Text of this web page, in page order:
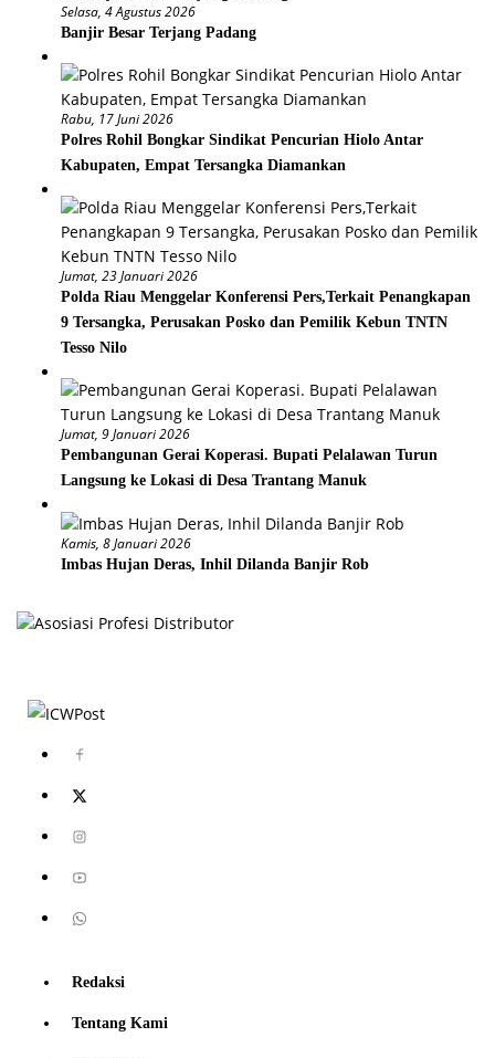
Selasa, 4 Agustus 2026
Banjir Besar Terjang Padang
Rabu, 17 Juni 2026
Polres Rohil Bongkar Sindikat Pencurian Hiolo Antar
Kabupaten, Empat Tersangka Diamankan
Jumat, 23 Januari 2026
Polda Riau Menggelar Konferensi Pers,Terkait Penangkapan
9 Tersangka, Perusakan Posko dan Pemilik Kebun TNTN
Tesso Nilo
Jumat, 9 Januari 2026
Pembangunan Gerai Koperasi. Bupati Pelalawan Turun
Langsung ke Lokasi di Desa Trantang Manuk
Kamis, 8 Januari 2026
Imbas Hujan Deras, Inhil Dilanda Banjir Rob
Redaksi
Tentang Kami